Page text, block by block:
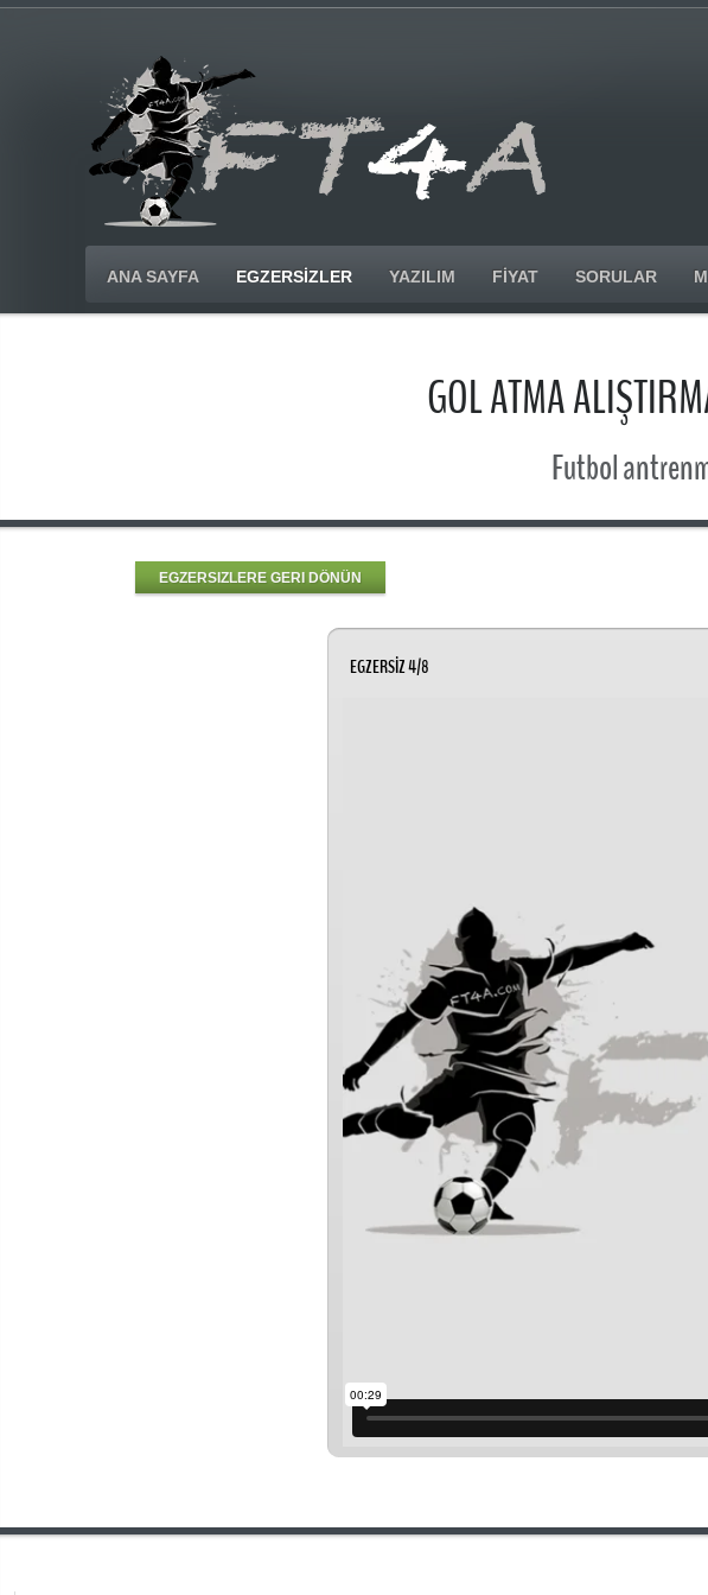
ANA SAYFA EGZERSIZLER YAZILIM FIYAT SORULAR
GOL ATMA
Futbol
EGZERSIZLERE GERI DÖNÜN
EGZERSİZ 4/8